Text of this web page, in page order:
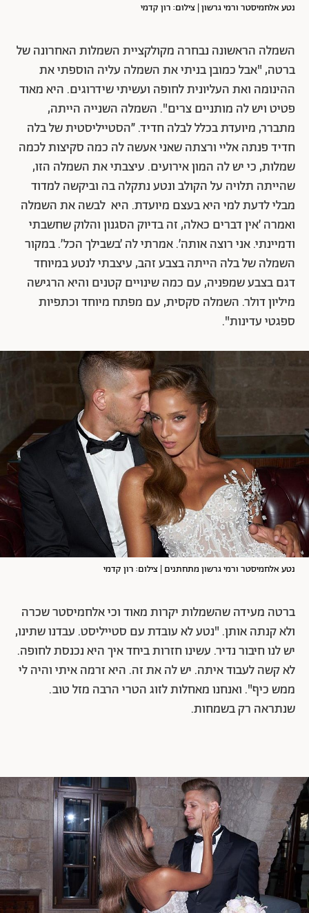
נטע אלחמיסטר ורמי גרשון | צילום: רון קדמי
השמלה הראשונה נבחרה מקולקציית השמלות האחרונה של
ברטה, "אבל כמובן בניתי את השמלה עליה הוספתי את
ההינומה ואת העליונית לחופה ועשיתי שידרוגים. היא מאוד
פטיט ויש לה מותניים צרים". השמלה השנייה הייתה,
מתברר, מיועדת בכלל לבלה חדיד. ״הסטייליסטית של בלה
חדיד פנתה אליי ורצתה שאני אעשה לה כמה סקיצות לכמה
שמלות, כי יש לה המון אירועים. עיצבתי את השמלה הזו,
שהייתה תלויה על הקולב ונטע נתקלה בה וביקשה למדוד
מבלי לדעת למי היא בעצם מיועדת. היא לבשה את השמלה
ואמרה ׳אין דברים כאלה, זה בדיוק הסגנון והלוק שחשבתי
ודמיינתי. אני רוצה אותה׳. אמרתי לה ׳בשבילך הכל׳. במקור
השמלה של בלה הייתה בצבע זהב, עיצבתי לנטע במיוחד
דגם בצבע שמפניה, עם כמה שינויים קטנים והיא הרגישה
מיליון דולר. השמלה סקסית, עם מפתח מיוחד וכתפיות
ספגטי עדינות".
נטע אלחמיסטר ורמי גרשון מתחתנים | צילום: רון קדמי
ברטה מעידה שהשמלות יקרות מאוד וכי אלחמיסטר שכרה
ולא קנתה אותן. "נטע לא עובדת עם סטייליסט. עבדנו שתינו,
יש לנו חיבור נדיר. עשינו חזרות ביחד איך היא נכנסת לחופה.
לא קשה לעבוד איתה. יש לה את זה. היא זרמה איתי והיה לי
ממש כיף". ואנחנו מאחלות לזוג הטרי הרבה מזל טוב.
שנתראה רק בשמחות.